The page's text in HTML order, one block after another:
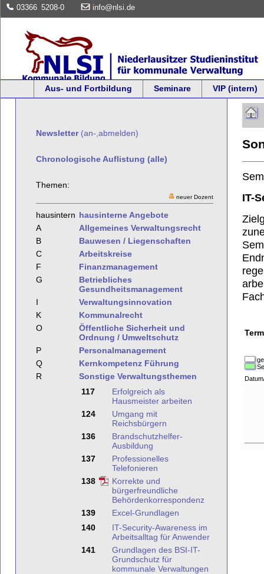
03366 5208-0 info@nlsi.de
Aus- und Fortbildung Seminare VIP (intern)
Newsletter(an-,abmelden)
Chronologische Auflistung (alle)
Themen:
neuer Dozent
hausintern hausinterne Angebote
A
Allgemeines Verwaltungsrecht
B
Bauwesen / Liegenschaften
C
Arbeitskreise
F
Finanzmanagement
G
Betriebliches
Gesundheitsmanagement
I
Verwaltungsinnovation
K
Kommunalrecht
O
Öffentliche Sicherheit und
Ordnung / Umweltschutz
P
Personalmanagement
Q
Kernkompetenz Führung
R
Sonstige Verwaltungsthemen
117
Erfolgreich als
Hausmeister arbeiten
124
Umgang mit
Reichsbürgern
136
Brandschutzhelfer-
Ausbildung
137
Professionelles
Telefonieren
138
Korrekte und
bürgerfreundliche
Behördenkorrespondenz
139
Excel-Grundlagen
140
IT-Security-Awareness im
Arbeitsalltag für Anwender
141
Grundlagen des BSI-IT-
Grundschutz für
kommunale Verwaltungen
IT-